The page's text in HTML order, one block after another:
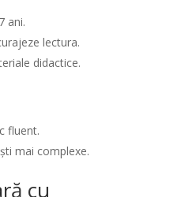
ani.
lectura.
didactice.
fluent.
mai complexe.
cu